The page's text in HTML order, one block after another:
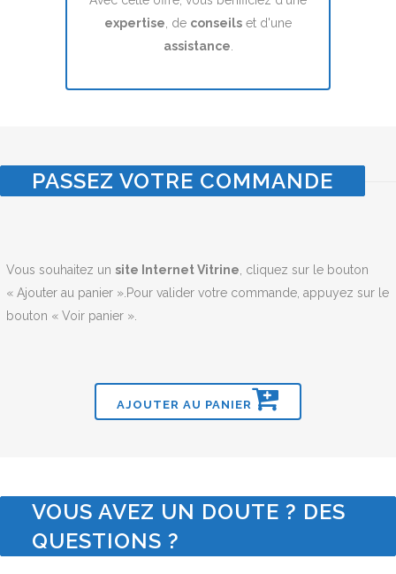
expertise, de conseils et d'une
assistance.
PASSEZ VOTRE COMMANDE
Vous souhaitez un site Internet Vitrine, cliquez sur le bouton
« Ajouter au panier ».Pour valider votre commande, appuyez sur le
bouton « Voir panier ».
AJOUTER AU PANIER
VOUS AVEZ UN DOUTE ? DES
QUESTIONS ?